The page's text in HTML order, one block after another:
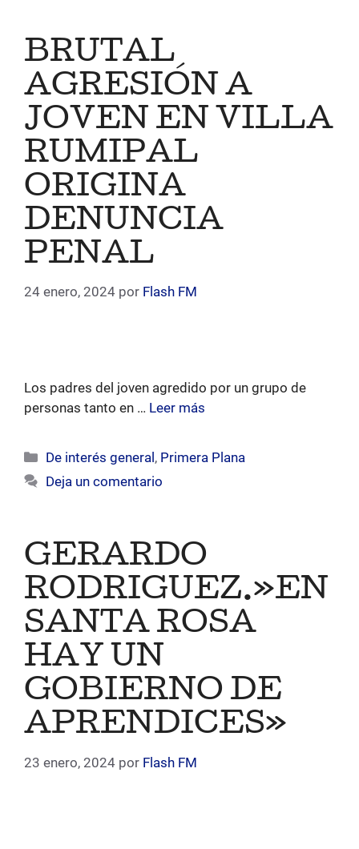
BRUTAL
AGRESIÓN A
JOVEN EN VILLA
RUMIPAL
ORIGINA
DENUNCIA
PENAL
24 enero, 2024 por Flash FM
Los padres del joven agredido por un grupo de
personas tanto en … Leer más
Categorías
De interés general , Primera Plana
Deja un comentario
GERARDO
RODRIGUEZ.»EN
SANTA ROSA
HAY UN
GOBIERNO DE
APRENDICES»
23 enero, 2024 por Flash FM